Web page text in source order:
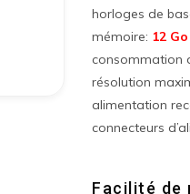
horloges de
mémoire: 12
consommation
résolution
alimentation
connecteurs
Facilité de